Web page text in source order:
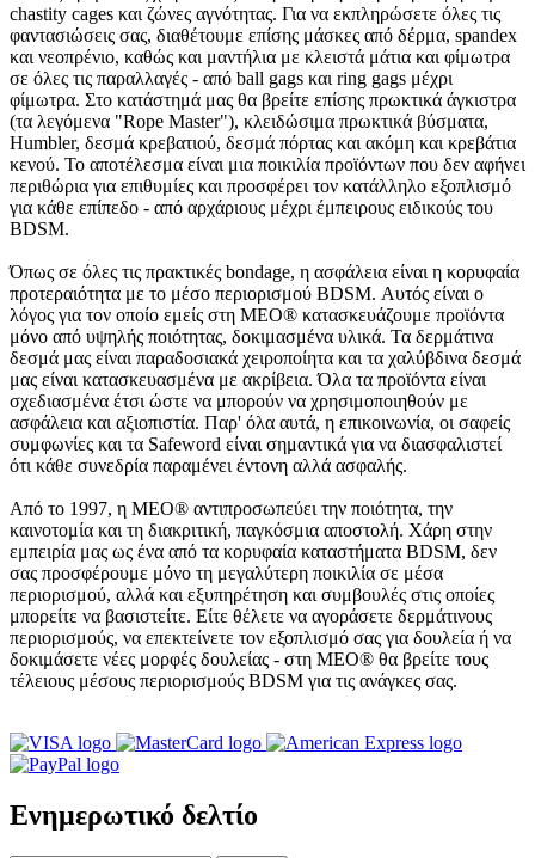
chastity cages και ζώνες αγνότητας. Για να εκπληρώσετε όλες τις
φαντασιώσεις σας, διαθέτουμε επίσης μάσκες από δέρμα, spandex
και νεοπρένιο, καθώς και μαντήλια με κλειστά μάτια και φίμωτρα
σε όλες τις παραλλαγές - από ball gags και ring gags μέχρι
φίμωτρα. Στο κατάστημά μας θα βρείτε επίσης πρωκτικά άγκιστρα
(τα λεγόμενα "Rope Master"), κλειδώσιμα πρωκτικά βύσματα,
Humbler, δεσμά κρεβατιού, δεσμά πόρτας και ακόμη και κρεβάτια
κενού. Το αποτέλεσμα είναι μια ποικιλία προϊόντων που δεν αφήνει
περιθώρια για επιθυμίες και προσφέρει τον κατάλληλο εξοπλισμό
για κάθε επίπεδο - από αρχάριους μέχρι έμπειρους ειδικούς του
BDSM.
Όπως σε όλες τις πρακτικές bondage, η ασφάλεια είναι η κορυφαία
προτεραιότητα με το μέσο περιορισμού BDSM. Αυτός είναι ο
λόγος για τον οποίο εμείς στη MEO® κατασκευάζουμε προϊόντα
μόνο από υψηλής ποιότητας, δοκιμασμένα υλικά. Τα δερμάτινα
δεσμά μας είναι παραδοσιακά χειροποίητα και τα χαλύβδινα δεσμά
μας είναι κατασκευασμένα με ακρίβεια. Όλα τα προϊόντα είναι
σχεδιασμένα έτσι ώστε να μπορούν να χρησιμοποιηθούν με
ασφάλεια και αξιοπιστία. Παρ' όλα αυτά, η επικοινωνία, οι σαφείς
συμφωνίες και τα Safeword είναι σημαντικά για να διασφαλιστεί
ότι κάθε συνεδρία παραμένει έντονη αλλά ασφαλής.
Από το 1997, η MEO® αντιπροσωπεύει την ποιότητα, την
καινοτομία και τη διακριτική, παγκόσμια αποστολή. Χάρη στην
εμπειρία μας ως ένα από τα κορυφαία καταστήματα BDSM, δεν
σας προσφέρουμε μόνο τη μεγαλύτερη ποικιλία σε μέσα
περιορισμού, αλλά και εξυπηρέτηση και συμβουλές στις οποίες
μπορείτε να βασιστείτε. Είτε θέλετε να αγοράσετε δερμάτινους
περιορισμούς, να επεκτείνετε τον εξοπλισμό σας για δουλεία ή να
δοκιμάσετε νέες μορφές δουλείας - στη MEO® θα βρείτε τους
τέλειους μέσους περιορισμούς BDSM για τις ανάγκες σας.
Ενημερωτικό δελτίο